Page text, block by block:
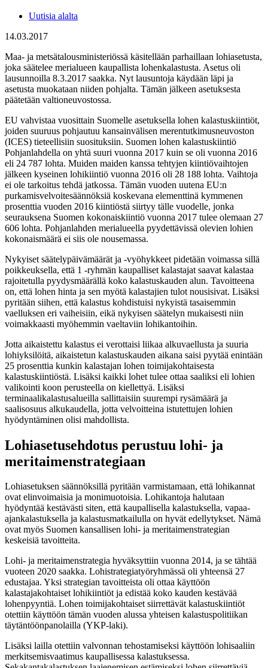
Uutisia alalta
14.03.2017
Maa- ja metsätalousministeriössä käsitellään parhaillaan lohiasetusta,
joka säätelee merialueen kaupallista lohenkalastusta. Asetus oli
lausunnoilla 8.3.2017 saakka. Nyt lausuntoja käydään läpi ja
asetusta muokataan niiden pohjalta. Tämän jälkeen asetuksesta
päätetään valtioneuvostossa.
EU vahvistaa vuosittain Suomelle asetuksella lohen kalastuskiintiöt,
joiden suuruus pohjautuu kansainvälisen merentutkimusneuvoston
(ICES) tieteellisiin suosituksiin. Suomen lohen kalastuskiintiö
Pohjanlahdella on yhtä suuri vuonna 2017 kuin se oli vuonna 2016
eli 24 787 lohta. Muiden maiden kanssa tehtyjen kiintiövaihtojen
jälkeen kyseinen lohikiintiö vuonna 2016 oli 28 188 lohta. Vaihtoja
ei ole tarkoitus tehdä jatkossa. Tämän vuoden uutena EU:n
purkamisvelvoitesäännöksiä koskevana elementtinä kymmenen
prosenttia vuoden 2016 kiintiöstä siirtyy tälle vuodelle, jonka
seurauksena Suomen kokonaiskiintiö vuonna 2017 tulee olemaan 27
606 lohta. Pohjanlahden merialueella pyydettävissä olevien lohien
kokonaismäärä ei siis ole nousemassa.
Nykyiset säätelypäivämäärät ja -vyöhykkeet pidetään voimassa sillä
poikkeuksella, että 1 -ryhmän kaupalliset kalastajat saavat kalastaa
rajoitetulla pyydysmäärällä koko kalastuskauden alun. Tavoitteena
on, että lohen hinta ja sen myötä kalastajien tulot nousisivat. Lisäksi
pyritään siihen, että kalastus kohdistuisi nykyistä tasaisemmin
vaelluksen eri vaiheisiin, eikä nykyisen säätelyn mukaisesti niin
voimakkaasti myöhemmin vaeltaviin lohikantoihin.
Jotta aikaistettu kalastus ei verottaisi liikaa alkuvaellusta ja suuria
lohiyksilöitä, aikaistetun kalastuskauden aikana saisi pyytää enintään
25 prosenttia kunkin kalastajan lohen toimijakohtaisesta
kalastuskiintiöstä. Lisäksi kaikki lohet tulee ottaa saaliksi eli lohien
valikointi koon perusteella on kiellettyä. Lisäksi
terminaalikalastusalueilla sallittaisiin suurempi rysämäärä ja
saalisosuus alkukaudella, jotta velvoitteina istutettujen lohien
hyödyntäminen olisi mahdollista.
Lohiasetusehdotus perustuu lohi- ja
meritaimenstrategiaan
Lohiasetuksen säännöksillä pyritään varmistamaan, että lohikannat
ovat elinvoimaisia ja monimuotoisia. Lohikantoja halutaan
hyödyntää kestävästi siten, että kaupallisella kalastuksella, vapaa-
ajankalastuksella ja kalastusmatkailulla on hyvät edellytykset. Nämä
ovat myös Suomen kansallisen lohi- ja meritaimenstrategian
keskeisiä tavoitteita.
Lohi- ja meritaimenstrategia hyväksyttiin vuonna 2014, ja se tähtää
vuoteen 2020 saakka. Lohistrategiatyöryhmässä oli yhteensä 27
edustajaa. Yksi strategian tavoitteista oli ottaa käyttöön
kalastajakohtaiset lohikiintiöt ja edistää koko kauden kestävää
lohenpyyntiä. Lohen toimijakohtaiset siirrettävät kalastuskiintiöt
otettiin käyttöön tämän vuoden alussa yhteisen kalastuspolitiikan
täytäntöönpanolailla (YKP-laki).
Lisäksi lailla otettiin valvonnan tehostamiseksi käyttöön lohisaaliin
merkitsemisvaatimus kaupallisessa kalastuksessa.